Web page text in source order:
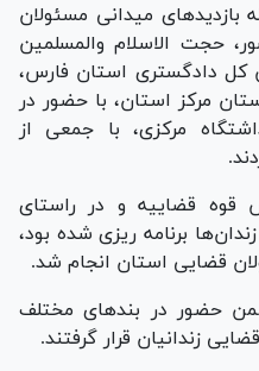
بازدید‌های میدانی مسئولان
حجت الاسلام والمسلمین
دادگستری استان فارس،
مرکز استان، با حضور در
مرکزی، با جمعی از
قوه قضاییه و در راستای
برنامه ریزی شده بود،
حضور در بند‌های مختلف
زندانیان قرار گرفتند.